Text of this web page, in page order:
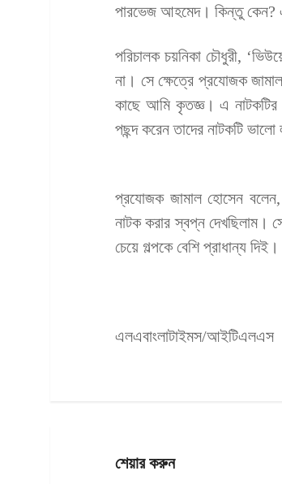
পারভেজ আহমেদ। কিন্তু কেন?
পরিচালক চয়নিকা চৌধুরী,
না। সে ক্ষেত্রে প্রযোজক
কাছে আমি কৃতজ্ঞ। এ নাটকটির
পছন্দ করেন তাদের নাটকটি ভালো
প্রযোজক জামাল হোসেন
নাটক করার স্বপ্ন দেখছিলাম।
চেয়ে গল্পকে বেশি প্রাধান্য
এলএবাংলাটাইমস/আইটিএলএস
শেয়ার করুন